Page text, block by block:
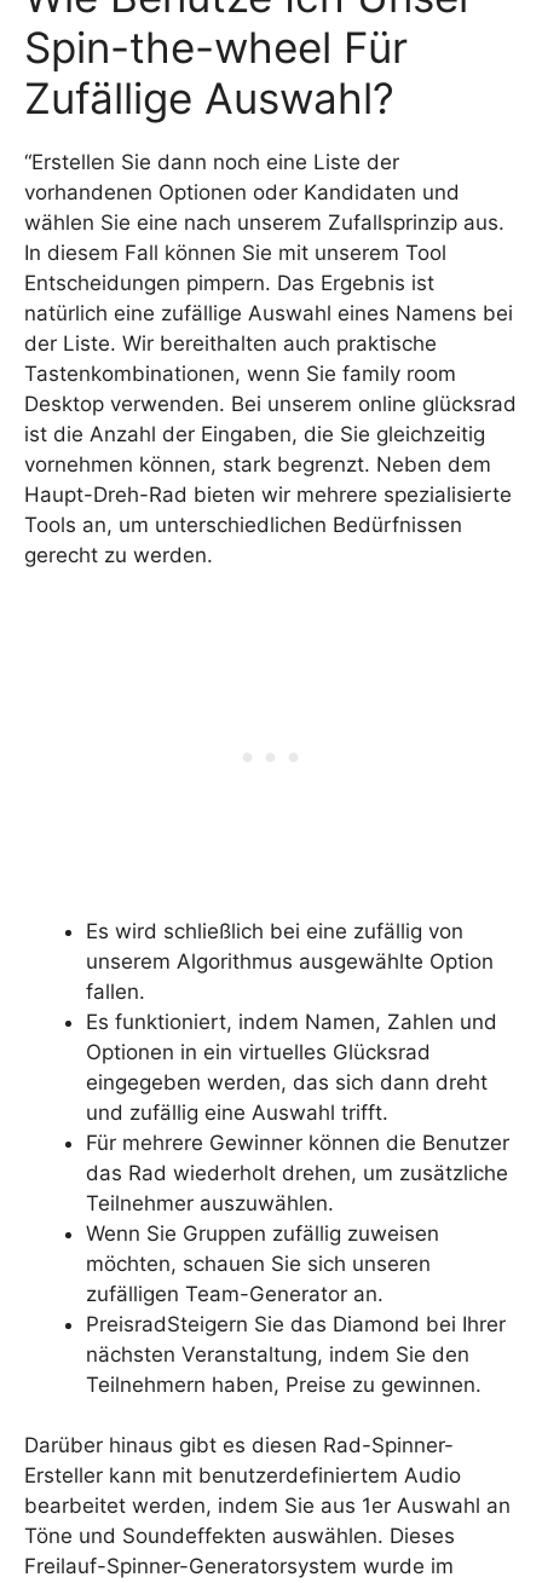
Spin-the-wheel Für
Zufällige Auswahl?
“Erstellen Sie dann noch eine Liste der
vorhandenen Optionen oder Kandidaten und
wählen Sie eine nach unserem Zufallsprinzip aus.
In diesem Fall können Sie mit unserem Tool
Entscheidungen pimpern. Das Ergebnis ist
natürlich eine zufällige Auswahl eines Namens bei
der Liste. Wir bereithalten auch praktische
Tastenkombinationen, wenn Sie family room
Desktop verwenden. Bei unserem online glücksrad
ist die Anzahl der Eingaben, die Sie gleichzeitig
vornehmen können, stark begrenzt. Neben dem
Haupt-Dreh-Rad bieten wir mehrere spezialisierte
Tools an, um unterschiedlichen Bedürfnissen
gerecht zu werden.
Es wird schließlich bei eine zufällig von
unserem Algorithmus ausgewählte Option
fallen.
Es funktioniert, indem Namen, Zahlen und
Optionen in ein virtuelles Glücksrad
eingegeben werden, das sich dann dreht
und zufällig eine Auswahl trifft.
Für mehrere Gewinner können die Benutzer
das Rad wiederholt drehen, um zusätzliche
Teilnehmer auszuwählen.
Wenn Sie Gruppen zufällig zuweisen
möchten, schauen Sie sich unseren
zufälligen Team-Generator an.
PreisradSteigern Sie das Diamond bei Ihrer
nächsten Veranstaltung, indem Sie den
Teilnehmern haben, Preise zu gewinnen.
Darüber hinaus gibt es diesen Rad-Spinner-
Ersteller kann mit benutzerdefiniertem Audio
bearbeitet werden, indem Sie aus 1er Auswahl an
Töne und Soundeffekten auswählen. Dieses
Freilauf-Spinner-Generatorsystem wurde im